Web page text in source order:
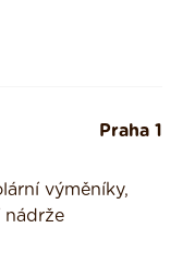
Praha 1
výměníky,
nádrže